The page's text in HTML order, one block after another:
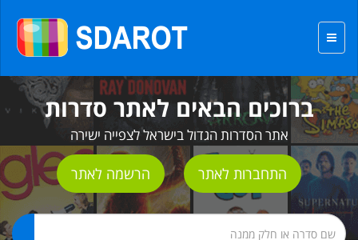
ברוכים הבאים לאתר סדרות
אתר הסדרות הגדול בישראל לצפייה ישירה
התחברות לאתר הרשמה לאתר